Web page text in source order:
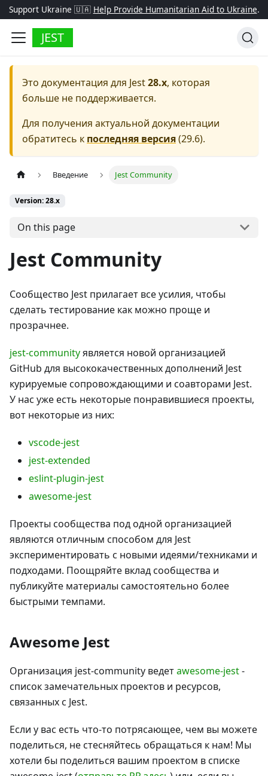
Support Ukraine 🇺🇦 Help Provide Humanitarian Aid to Ukraine.
JEST
Это документация для Jest28.x, которая
больше не поддерживается.
Для получения актуальной документации
обратитесь к последняя версия(29.6).
Введение Jest Community
Version: 28.x
On this page
Jest Community
Сообщество Jest прилагает все усилия, чтобы
сделать тестирование как можно проще и
прозрачнее.
jest-communityявляется новой организацией
GitHub для высококачественных дополнений Jest
курируемые сопровождающими и соавторами Jest.
У нас уже есть некоторые понравившиеся проекты,
вот некоторые из них:
vscode-jest
jest-extended
eslint-plugin-jest
awesome-jest
Проекты сообщества под одной организацией
являются отличным способом для Jest
экспериментировать с новыми идеями/техниками и
подходами. Поощряйте вклад сообщества и
публикуйте материалы самостоятельно более
быстрыми темпами.
Awesome Jest
Организация jest-community ведетawesome-jest-
список замечательных проектов и ресурсов,
связанных с Jest.
Если у вас есть что-то потрясающее, чем вы можете
поделиться, не стесняйтесь обращаться к нам! Мы
хотели бы поделиться вашим проектом в списке